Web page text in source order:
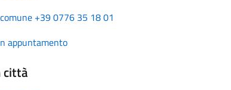
+39 0776 35 18 01
appuntamento
città